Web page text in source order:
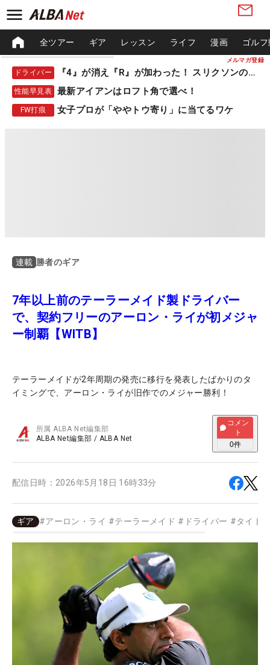
メルマガ登録
全ツアー ギア レッスン ライフ 漫画 ゴル
ドライバー 『4』が消え『R』が加わった！ スリクソンの新作
性能早見表 最新アイアンはロフト角で選べ！
FW打痕 女子プロが「ややトウ寄り」に当てるワケ
連載 勝者のギア
7年以上前のテーラーメイド製ドライバー
で、契約フリーのアーロン・ライが初メジャ
ー制覇【WITB】
テーラーメイドが2年周期の発売に移行を発表したばかりのタ
イミングで、アーロン・ライが旧作でのメジャー勝利！
所属ALBA Net編集部
ALBA Net編集部 / ALBA Net
コメン
ト
0件
配信日時： 2026年5月18日 16時33分
ギア #アーロン・ライ #テーラーメイド # ドライバー #タイト